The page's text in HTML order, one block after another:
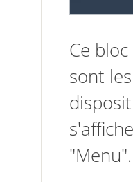
Ce
sont
"Menu".